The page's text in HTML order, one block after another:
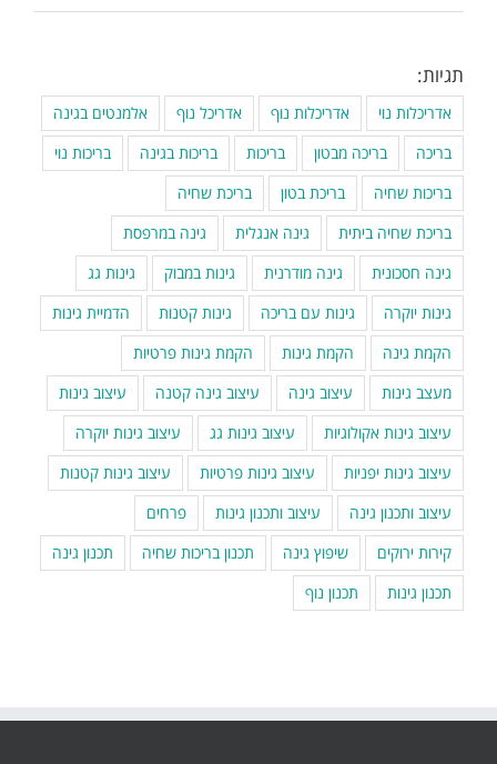
תגיות:
אדריכלות נוי אדריכלות נוף אדריכל נוף
אלמנטים בגינה
בריכה
בריכה מבטון בריכות בריכות בגינה
בריכות נוי
בריכות שחיה
בריכת בטון
בריכת שחיה
בריכת שחיה ביתית
גינה אנגלית
גינה במרפסת
גינה חסכונית
גינה מודרנית גינות במבוק
גינות גג
גינות יוקרה
גינות עם בריכה גינות קטנות
הדמיית גינות
הקמת גינה
הקמת גינות
הקמת גינות פרטיות
מעצב גינות
עיצוב גינה עיצוב גינה קטנה
עיצוב גינות
עיצוב גינות אקולוגיות
עיצוב גינות גג
עיצוב גינות יוקרה
עיצוב גינות יפניות
עיצוב גינות פרטיות
עיצוב גינות קטנות
עיצוב ותכנון גינה
עיצוב ותכנון גינות
פרחים
קירות ירוקים
שיפוץ גינה תכנון בריכות שחיה
תכנון גינה
תכנון גינות
תכנון נוף